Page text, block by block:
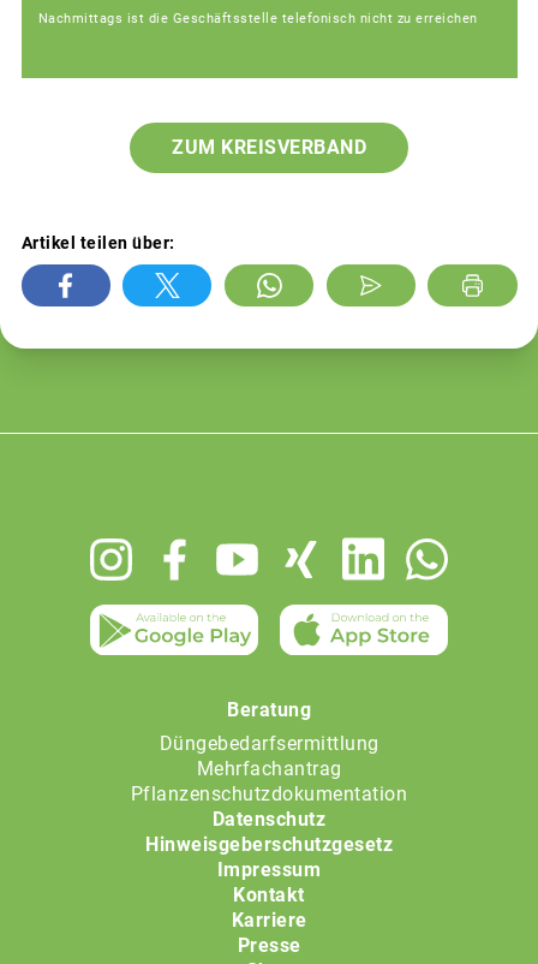
Nachmittags ist die Geschäftsstelle telefonisch nicht zu erreichen
ZUM KREISVERBAND
Artikel teilen über:
Beratung
Düngebedarfsermittlung
Mehrfachantrag
Pflanzenschutzdokumentation
Datenschutz
Hinweisgeberschutzgesetz
Impressum
Kontakt
Karriere
Presse